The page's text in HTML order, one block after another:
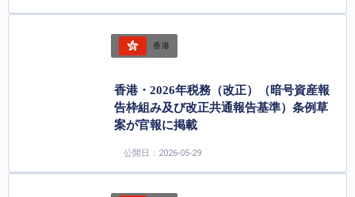
香港
香港・2026年税務（改正）（暗号資産報
告枠組み及び改正共通報告基準）条例草
案が官報に掲載
公開日：2026-05-29